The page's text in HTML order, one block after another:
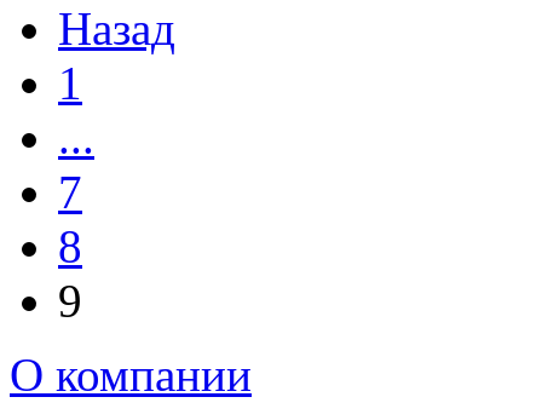
Назад
1
...
7
8
9
О компании